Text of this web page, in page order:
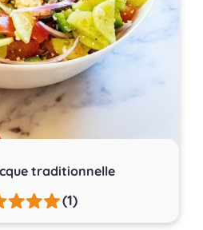
traditionnelle
(1)